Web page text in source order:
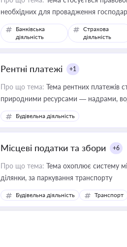
необхідних для провадження
Банківська
діяльність
Страхова
діяльність
Рентні платежі +1
Про що тема: Тема рентних платежів
природними ресурсами — надрами,
Будівельна діяльність
Місцеві податки та збори +6
Про що тема: Тема охоплює систему
ділянки, за паркування транспорту
Будівельна діяльність Транспорт